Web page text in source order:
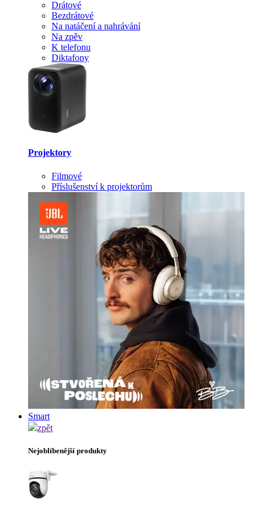
Drátové
Bezdrátové
Na natáčení a nahrávání
Na zpěv
K telefonu
Diktafony
Projektory
Filmové
Příslušenství k projektorům
Smart
zpět
Nejoblíbenější produkty